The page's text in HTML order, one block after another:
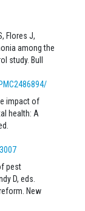
Flores J,
among the
study. Bull
impact of
health: A
pest
D, eds.
New